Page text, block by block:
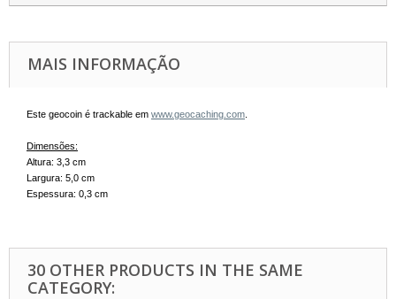
MAIS INFORMAÇÃO
Este geocoin é trackable em www.geocaching.com
Dimensões:
Altura: 3,3 cm
Largura: 5,0 cm
Espessura: 0,3 cm
30 OTHER PRODUCTS IN THE SAME
CATEGORY: